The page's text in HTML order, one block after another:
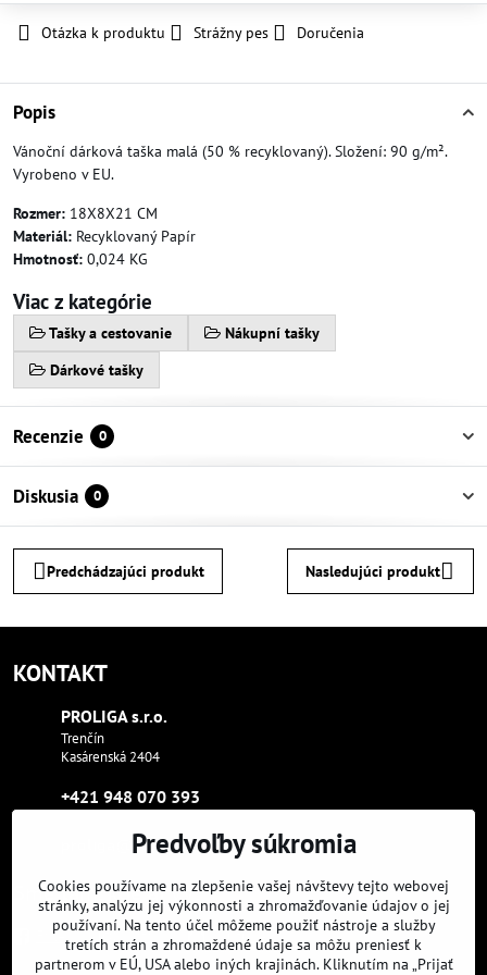
Otázka k produktu Strážny pes Doručenia
Popis
Vánoční dárková taška malá (50 % recyklovaný). Složení: 90 g/m².
Vyrobeno v EU.
Rozmer: 18X8X21 CM
Materiál: Recyklovaný Papír
Hmotnosť: 0,024 KG
Viac z kategórie
Tašky a cestovanie
Nákupní tašky
Dárkové tašky
Recenzie 0
Diskusia 0
Predchádzajúci produkt Nasledujúci produkt
KONTAKT
PROLIGA s​.r​.o​.
Trenčín
Kasárenská 2404
+421 948 070 393
proliga​@proliga​.eu
Sme tam, kde aj vy:
Facebook Instagram Youtube
Predvoľby súkromia
Cookies používame na zlepšenie vašej návštevy tejto webovej
stránky, analýzu jej výkonnosti a zhromažďovanie údajov o jej
používaní. Na tento účel môžeme použiť nástroje a služby
tretích strán a zhromaždené údaje sa môžu preniesť k
partnerom v EÚ, USA alebo iných krajinách. Kliknutím na „Prijať